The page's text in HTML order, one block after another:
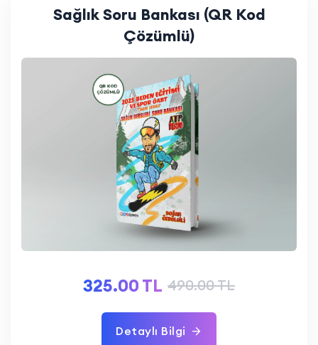
Sağlık Soru Bankası (QR Kod
Çözümlü)
325.00 TL 490.00 TL
Detaylı Bilgi